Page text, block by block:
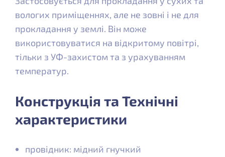
вологих приміщеннях, але не зовні і не для
прокладання у землі. Він може
використовуватися на відкритому повітрі,
тільки з УФ-захистом та з урахуванням
температур.
Конструкція та Технічні
характеристики
провідник: мідний гнучкий